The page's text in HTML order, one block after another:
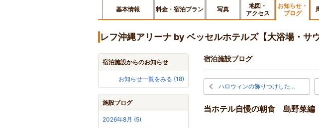
基本情報 料金・宿泊プラン 写真
地図・
アクセス
お知らせ・
ブログ
レフ沖縄アリーナ by ベッセルホテルズ【大浴場・サ
宿泊施設からのお知らせ
お知らせ一覧をみる (18)
施設ブログ
2026年8月 (5)
宿泊施設ブログ
ハロウィンの飾りつけした…
当ホテル自慢の朝食 島野菜編